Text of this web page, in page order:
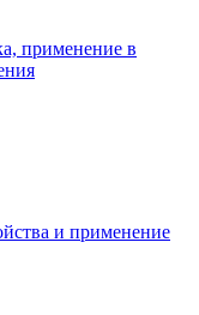
применение в
и применение